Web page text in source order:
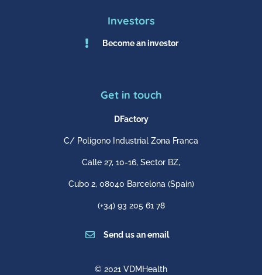
Investors
 Become an investor
Get in touch
DFactory
C/ Polígono Industrial Zona Franca
Calle 27, 10-16, Sector BZ,
Cubo 2, 08040 Barcelona (Spain)
(+34) 93 205 61 78
 Send us an email
© 2021 VDMHealth